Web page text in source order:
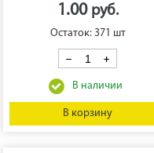
1.00
Остаток: 371 шт
В корзину